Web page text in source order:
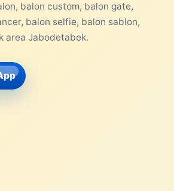
balon custom, balon gate,
balon selfie, balon sablon,
area Jabodetabek.